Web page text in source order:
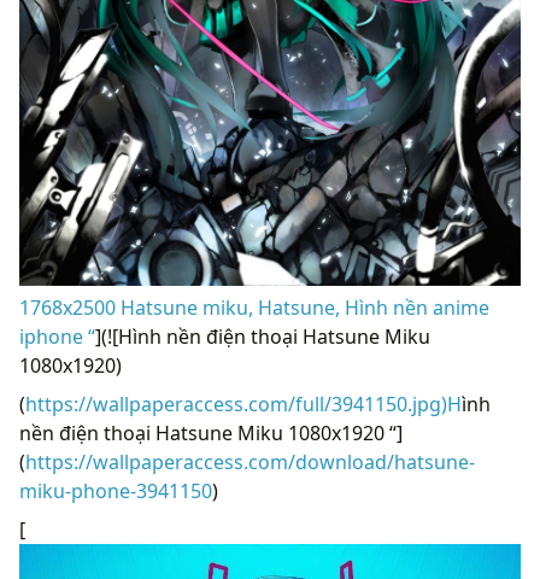
1768x2500 Hatsune miku, Hatsune, Hình nền anime
iphone “](![Hình nền điện thoại Hatsune Miku
1080x1920)
(https://wallpaperaccess.com/full/3941150.jpg)Hình
nền điện thoại Hatsune Miku 1080x1920 “]
(https://wallpaperaccess.com/download/hatsune-
miku-phone-3941150)
[